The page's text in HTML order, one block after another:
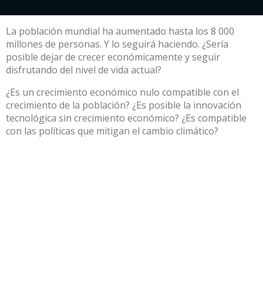
La población mundial ha aumentado hasta los 8 000
millones de personas. Y lo seguirá haciendo. ¿Sería
posible dejar de crecer económicamente y seguir
disfrutando del nivel de vida actual?
¿Es un crecimiento económico nulo compatible con el
crecimiento de la población? ¿Es posible la innovación
tecnológica sin crecimiento económico? ¿Es compatible
con las políticas que mitigan el cambio climático?